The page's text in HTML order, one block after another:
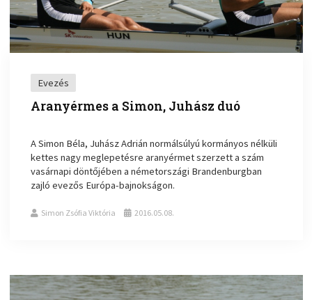
Evezés
Aranyérmes a Simon, Juhász duó
A Simon Béla, Juhász Adrián normálsúlyú kormányos nélküli
kettes nagy meglepetésre aranyérmet szerzett a szám
vasárnapi döntőjében a németországi Brandenburgban
zajló evezős Európa-bajnokságon.
Simon Zsófia Viktória 2016.05.08.